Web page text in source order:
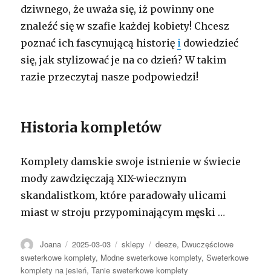
dziwnego, że uważa się, iż powinny one
znaleźć się w szafie każdej kobiety! Chcesz
poznać ich fascynującą historię i dowiedzieć
się, jak stylizować je na co dzień? W takim
razie przeczytaj nasze podpowiedzi!
Historia kompletów
Komplety damskie swoje istnienie w świecie
mody zawdzięczają XIX-wiecznym
skandalistkom, które paradowały ulicami
miast w stroju przypominającym męski …
Autor
Joana Opublikowano
2025-03-03 Kategorie
sklepy Tagi
deeze, Dwuczęściowe
sweterkowe komplety, Modne sweterkowe komplety,Sweterkowe
komplety na jesień,Tanie sweterkowe komplety